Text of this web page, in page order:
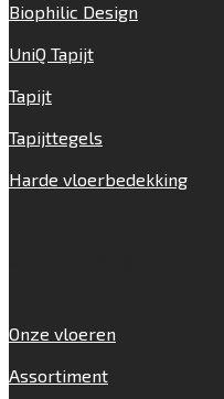
Biophilic Design
UniQ Tapijt
Tapijt
Tapijttegels
Harde vloerbedekking
Onze vloeren
Assortiment